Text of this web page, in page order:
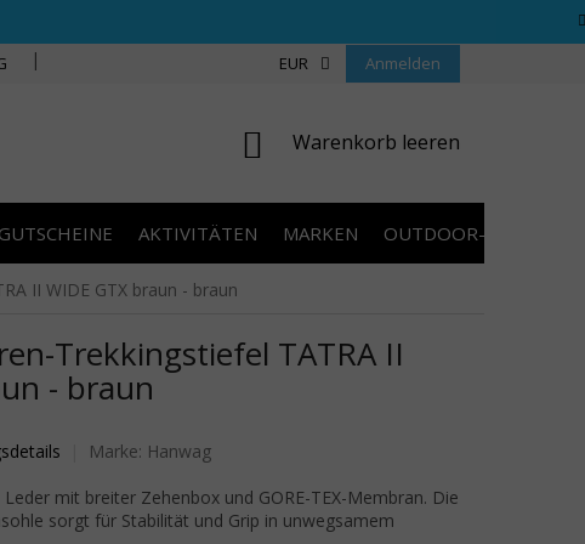
ÜBER UNS COOKIES
EUR Anmelden
WARENKORB
Warenkorb leeren
AKTIVITÄTEN MARKEN OUTDOOR-
II WIDE GTX braun - braun
Trekkingstiefel TATRA II
- braun
ist 0,0 von 5 Sternen.
Marke: Hanwag
mit breiter Zehenbox und GORE-TEX-Membran. Die
sorgt für Stabilität und Grip in unwegsamem